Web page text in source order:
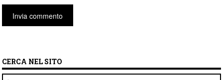
CERCA NEL SITO